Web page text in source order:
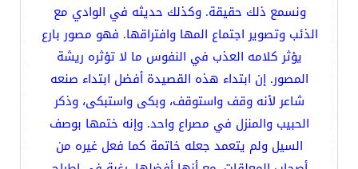
ونسمع ذلك حقيقة. وكذلك حديثه في الوادي مع
الذئب وتصوير اجتماع المها وافتراقها. فهو مصور بارع
يؤثر كلامه العذب في النفوس ما لا تؤثره ريشة
المصور. إن ابتداء هذه القصيدة أفضل ابتداء صنعه
شاعر لأنه وقف واستوقف، وبكى واستبكى، وذكر
الحبيب والمنزل في مصراع واحد. وإنه ختمها بوصف
السيل ولم يتعمد جعله خاتمة كما فعل غيره من